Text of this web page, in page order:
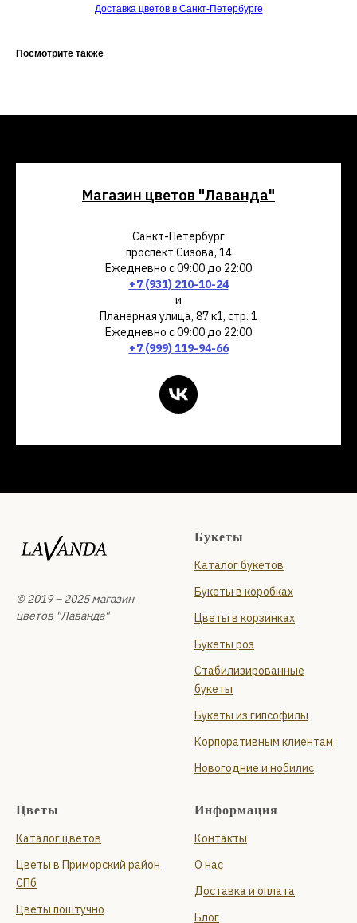
Доставка цветов в Санкт-Петербурге
Посмотрите также
Магазин цветов "Лаванда"
Санкт-Петербург
проспект Сизова, 14
Ежедневно с 09:00 до 22:00
+7 (931) 210-10-24
и
Планерная улица, 87 к1, стр. 1
Ежедневно с 09:00 до 22:00
+7 (999) 119-94-66
© 2019 – 2025 магазин
цветов "Лаванда"
Букеты
Каталог букетов
Букеты в коробках
Цветы в корзинках
Букеты роз
Стабилизированные
букеты
Букеты из гипсофилы
Корпоративным клиентам
Новогодние и нобилис
Цветы
Каталог цветов
Цветы в Приморский район
СПб
Цветы поштучно
Информация
Контакты
О нас
Доставка и оплата
Блог